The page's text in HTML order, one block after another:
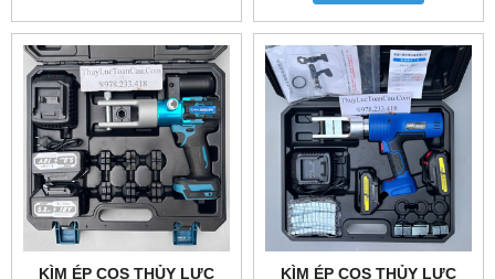
KÌM ÉP COS THỦY LỰC
KÌM ÉP COS THỦY LỰC